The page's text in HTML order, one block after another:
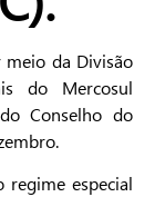
meio da Divisão
do Mercosul
Conselho do
regime especial